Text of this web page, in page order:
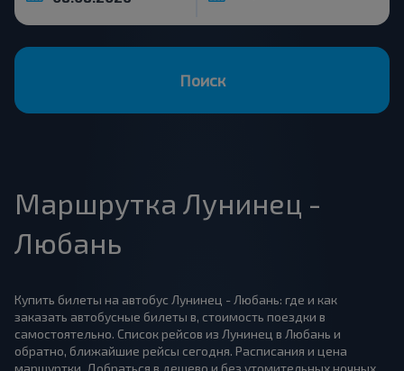
Поиск
Маршрутка Лунинец -
Любань
Купить билеты на автобус Лунинец - Любань: где и как
заказать автобусные билеты в, стоимость поездки в
самостоятельно. Список рейсов из Лунинец в Любань и
обратно, ближайшие рейсы сегодня. Расписания и цена
маршуртки. Добраться в дешево и без утомительных ночных